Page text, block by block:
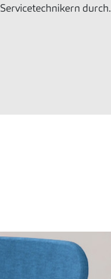
Servicetechnikern durch.